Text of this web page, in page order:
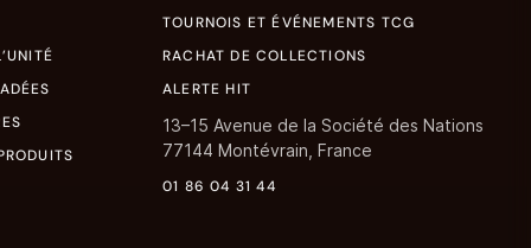
TOURNOIS ET ÉVÉNEMENTS TCG
RACHAT DE COLLECTIONS
ALERTE HIT
13–15 Avenue de la Société des Nations
77144 Montévrain, France
01 86 04 31 44